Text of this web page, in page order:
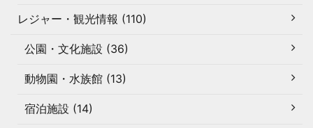
レジャー・観光情報 (110)
公園・文化施設 (36)
動物園・水族館 (13)
宿泊施設 (14)